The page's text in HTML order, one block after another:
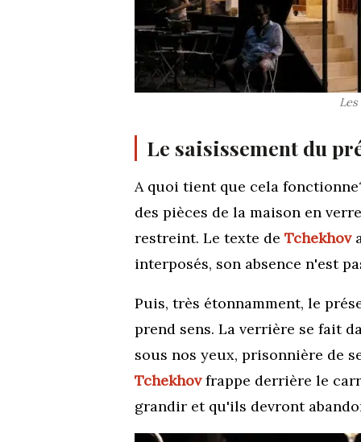
Le saisissement du
A quoi tient que cela
des pièces de la maison en
restreint. Le texte de Tchekhov
interposés, son absence n'est
Puis, très étonnamment, le
prend sens. La verrière se fait
sous nos yeux, prisonnière de
Tchekhovfrappe derrière le
grandir et qu'ils devront